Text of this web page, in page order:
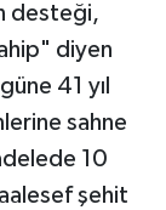
desteği,
diyen
41 yıl
sahne
10
şehit